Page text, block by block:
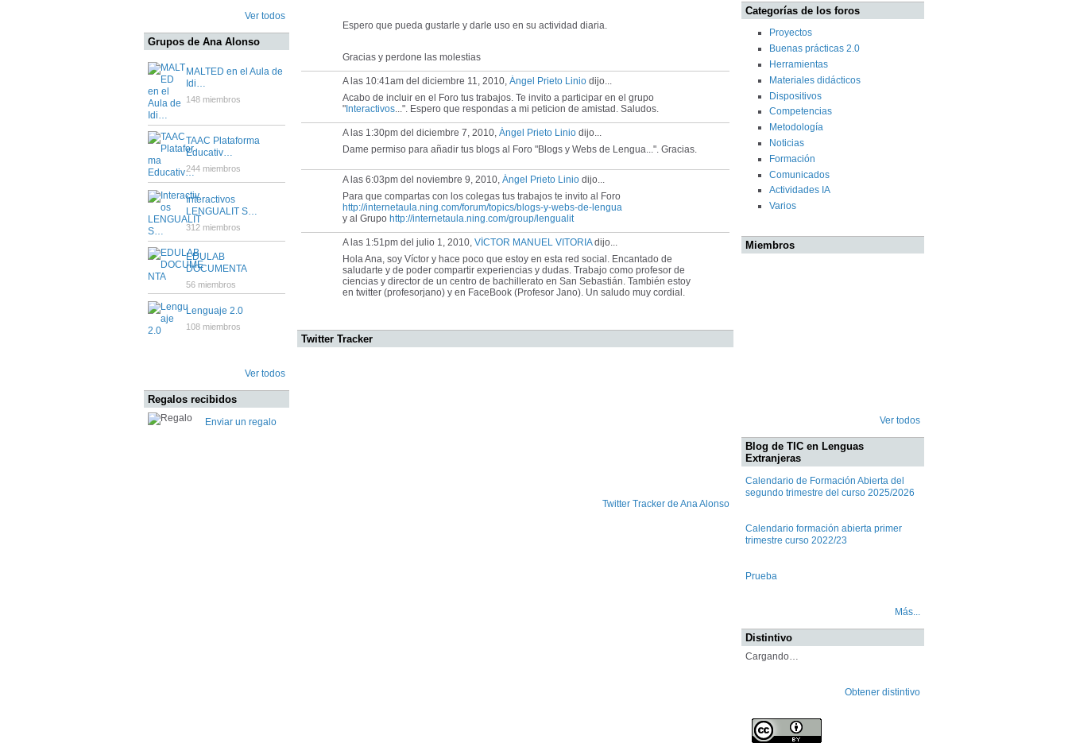
Ver todos
Grupos de Ana Alonso
MALTED en el Aula de
Idi…
148 miembros
TAAC Plataforma
Educativ…
244 miembros
Interactivos
LENGUALIT S…
312 miembros
EDULAB
DOCUMENTA
56 miembros
Lenguaje 2.0
108 miembros
Ver todos
Regalos recibidos
Enviar un regalo
Espero que pueda gustarle y darle uso en su actividad diaria.
Gracias y perdone las molestias
A las 10:41am del diciembre 11, 2010, Ángel Prieto Linio dijo...
Acabo de incluir en el Foro tus trabajos. Te invito a participar en el grupo
" Interactivos...". Espero que respondas a mi peticion de amistad. Saludos.
A las 1:30pm del diciembre 7, 2010, Ángel Prieto Linio dijo...
Dame permiso para añadir tus blogs al Foro "Blogs y Webs de Lengua...". Gracias.
A las 6:03pm del noviembre 9, 2010, Ángel Prieto Linio dijo...
Para que compartas con los colegas tus trabajos te invito al Foro
http://internetaula.ning.com/forum/topics/blogs-y-webs-de-lengua
y al Grupo http://internetaula.ning.com/group/lengualit
A las 1:51pm del julio 1, 2010, VÍCTOR MANUEL VITORIAdijo...
Hola Ana, soy Víctor y hace poco que estoy en esta red social. Encantado de
saludarte y de poder compartir experiencias y dudas. Trabajo como profesor de
ciencias y director de un centro de bachillerato en San Sebastián. También estoy
en twitter (profesorjano) y en FaceBook (Profesor Jano). Un saludo muy cordial.
Twitter Tracker
Twitter Tracker de Ana Alonso
Categorías de los foros
Proyectos
Buenas prácticas 2.0
Herramientas
Materiales didácticos
Dispositivos
Competencias
Metodología
Noticias
Formación
Comunicados
Actividades IA
Varios
Miembros
Ver todos
Blog de TIC en Lenguas
Extranjeras
Calendario de Formación Abierta del
segundo trimestre del curso 2025/2026
Calendario formación abierta primer
trimestre curso 2022/23
Prueba
Más...
Distintivo
Cargando…
Obtener distintivo